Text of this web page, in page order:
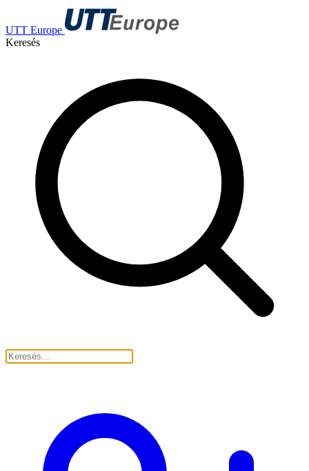
UTT Europe
Keresés